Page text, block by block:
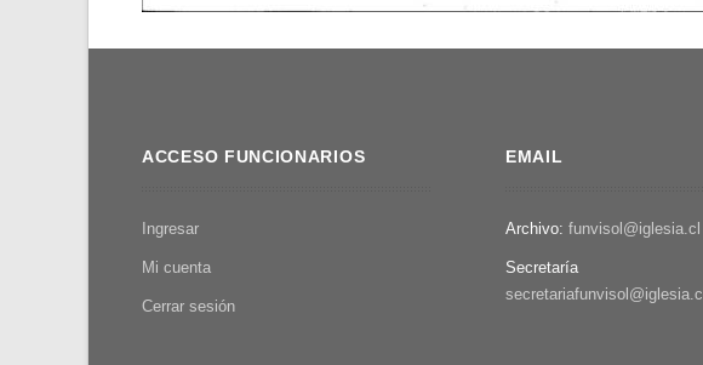
ACCESO FUNCIONARIOS
Ingresar
Mi cuenta
Cerrar sesión
EMAIL
Archivo: funvisol@iglesia.cl
Secretaría
secretariafunvisol@iglesia.cl